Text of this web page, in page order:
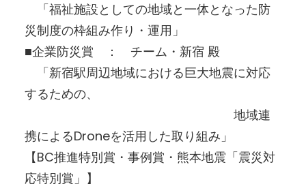
「福祉施設としての地域と一体となった防
災制度の枠組み作り・運用」
■企業防災賞 ： チーム・新宿 殿
「新宿駅周辺地域における巨大地震に対応
するための、
地域連
携によるDroneを活用した取り組み」
【BC推進特別賞・事例賞・熊本地震「震災対
応特別賞」】